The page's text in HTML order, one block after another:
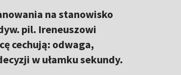
na stanowisko
pil. Ireneuszowi
cechują: odwaga,
w ułamku sekundy.